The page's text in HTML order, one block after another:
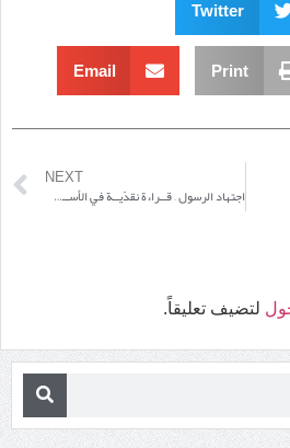
Twitter
Print
Email
NEXT
اجتهاد الرسول – قــراءة نقدّيــة في الأســس والمكوّنـــات
لتضيف تعليقاً.